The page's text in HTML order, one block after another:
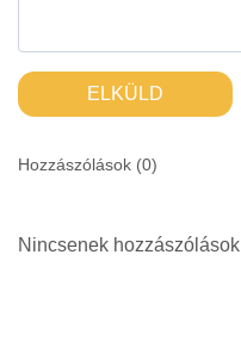
ELKÜLD
Hozzászólások (0)
Nincsenek hozzászólások